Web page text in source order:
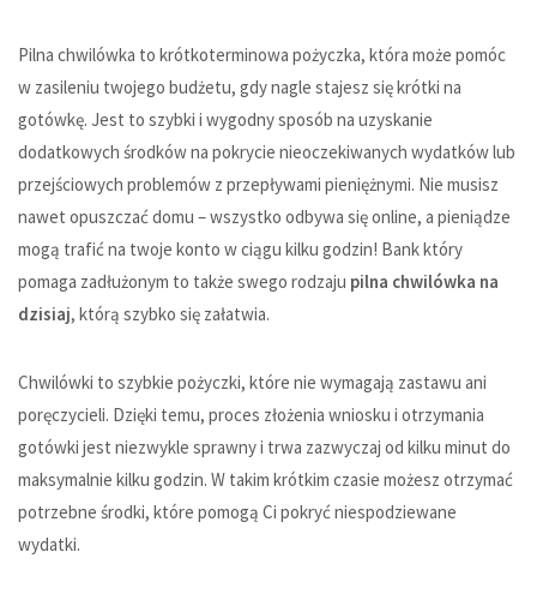
Pilna chwilówka to krótkoterminowa pożyczka, która może pomóc
w zasileniu twojego budżetu, gdy nagle stajesz się krótki na
gotówkę. Jest to szybki i wygodny sposób na uzyskanie
dodatkowych środków na pokrycie nieoczekiwanych wydatków lub
przejściowych problemów z przepływami pieniężnymi. Nie musisz
nawet opuszczać domu – wszystko odbywa się online, a pieniądze
mogą trafić na twoje konto w ciągu kilku godzin! Bank który
pomaga zadłużonym to także swego rodzaju pilna chwilówka na
dzisiaj, którą szybko się załatwia.
Chwilówki to szybkie pożyczki, które nie wymagają zastawu ani
poręczycieli. Dzięki temu, proces złożenia wniosku i otrzymania
gotówki jest niezwykle sprawny i trwa zazwyczaj od kilku minut do
maksymalnie kilku godzin. W takim krótkim czasie możesz otrzymać
potrzebne środki, które pomogą Ci pokryć niespodziewane
wydatki.